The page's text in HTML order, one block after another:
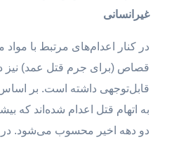
غیرانسانی
در کنار اعدام‌های مرتبط با مواد
به اتهام قتل اعدام شده‌اند که
دو دهه اخیر محسوب می‌شود. در